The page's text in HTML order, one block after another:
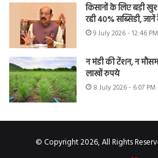
किसानों के लिए बड़ी
रही 40% सब्सिडी,
9 July 2026 - 12:46 PM
न मंडी की टेंशन, न
लाखों रुपये
8 July 2026 - 6:07 PM
© Copyright 2026, All Rights